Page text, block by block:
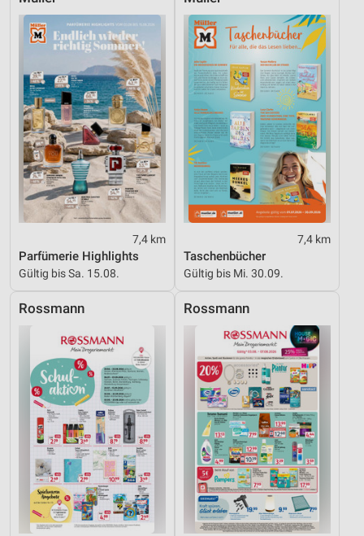
7,4 km
Parfümerie Highlights
Gültig bis Sa. 15.08.
7,4 km
Taschenbücher
Gültig bis Mi. 30.09.
Rossmann Rossmann
Werbung